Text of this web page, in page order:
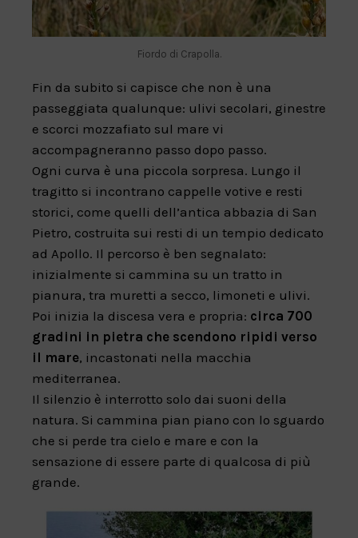
Fiordo di Crapolla.
Fin da subito si capisce che non è una
passeggiata qualunque: ulivi secolari, ginestre
e scorci mozzafiato sul mare vi
accompagneranno passo dopo passo.
Ogni curva è una piccola sorpresa. Lungo il
tragitto si incontrano cappelle votive e resti
storici, come quelli dell’antica abbazia di San
Pietro, costruita sui resti di un tempio dedicato
ad Apollo. Il percorso è ben segnalato:
inizialmente si cammina su un tratto in
pianura, tra muretti a secco, limoneti e ulivi.
Poi inizia la discesa vera e propria: circa 700
gradini in pietra che scendono ripidi verso
il mare, incastonati nella macchia
mediterranea.
Il silenzio è interrotto solo dai suoni della
natura. Si cammina pian piano con lo sguardo
che si perde tra cielo e mare e con la
sensazione di essere parte di qualcosa di più
grande.